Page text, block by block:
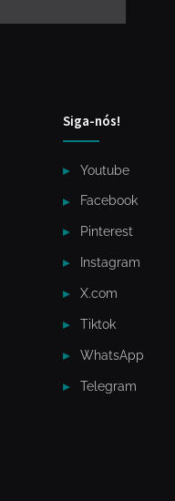
Siga-nós!
Youtube
Facebook
Pinterest
Instagram
X.com
Tiktok
WhatsApp
Telegram